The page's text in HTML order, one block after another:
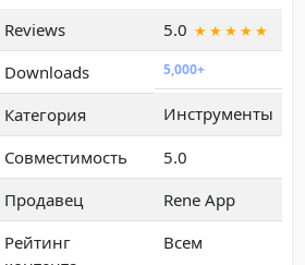
Reviews
5.0
Downloads
5,000+
Категория
Инструменты
Совместимость
5.0
Продавец
Rene App
Рейтинг
Всем